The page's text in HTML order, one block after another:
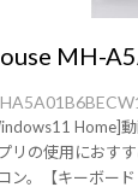
MH-
Home]
リの使用におす
ン。【キーボード